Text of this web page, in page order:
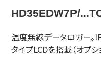
HD35EDW7P/
温度無線データロガー。
タイプLCDを搭載（オプ